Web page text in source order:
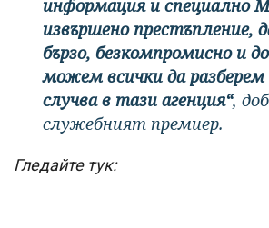
информация и специално
извършено престъпление,
бързо, безкомпромисно и
можем всички да разберем
случва в тази агенция“,
служебният премиер.
Гледайте тук: